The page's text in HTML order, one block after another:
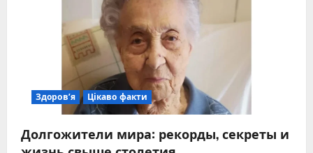
Здоров’я Цікаво факти
Долгожители мира: рекорды, секреты и